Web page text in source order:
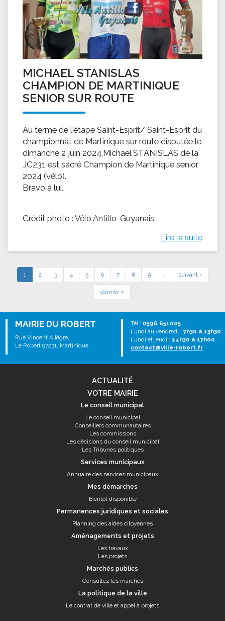
MICHAEL STANISLAS
CHAMPION DE MARTINIQUE
SENIOR SUR ROUTE
Au terme de l'étape Saint-Esprit/ Saint-Esprit du
championnat de Martinique sur route disputée le
dimanche 2 juin 2024,Michael STANISLAS de la
JC231 est sacré Champion de Martinique senior
2024 (vélo).
Bravo à lui.
Crédit photo : Vélo Antillo-Guyanais
Lire la suite
1 2 3 4 5 6 7 8 9 … suivant ›
dernier »
MAIRIE DU ROBERT
Rue Vincent Allègre,
Le Robert 97231, Martinique
Tél : 0596 651005
Lundi au vendredi : 7h30 à 13h30
Lundi et jeudi : 14h30 à 17h00
contact@ville-robert.fr
ACTUALITÉ
VOTRE MAIRIE
Le conseil municipal
Le conseil municipal
Conseillers communautaires
Les commissions
Les décisions du conseil municipal
Les Tribunes politiques
Services municipaux
Annuaire des services municipaux
Mes démarches
Bientôt disponible
Permanences juridiques et sociales
Planning des aides citoyennes
Aménagements et projets
Les travaux
Les projets
Marchés publics
Consultez les marchés
La politique de la ville
Le contrat de ville et appel à projets